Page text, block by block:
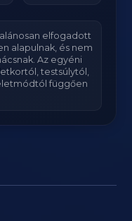
elfogadott
alapulnak, és nem
Az egyéni
testsúlytól,
függően